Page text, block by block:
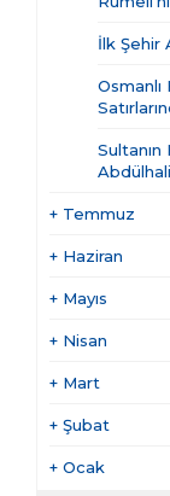
İlk Şehir
+ Temmuz
+ Haziran
+ Mayıs
+ Nisan
+ Mart
+ Şubat
+ Ocak